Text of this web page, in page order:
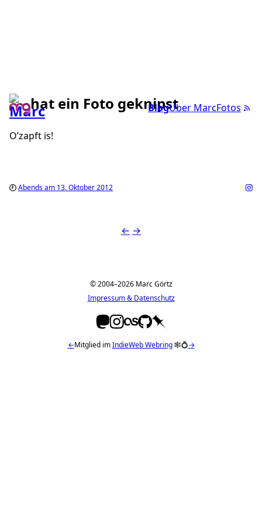
BlogÜber MarcFotos
hat ein Foto geknipst
O’zapft is!
Abends am 13. Oktober 2012
← →
© 2004–2026 Marc Görtz
Impressum & Datenschutz
←Mitglied imIndieWeb Webring🕸💍→